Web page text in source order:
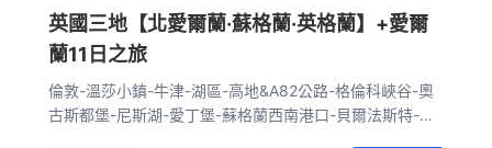
英國三地【北愛爾蘭·蘇格蘭·英格蘭】+愛爾
蘭11日之旅
倫敦-溫莎小鎮-牛津-湖區-高地&A82公路-格倫科峽谷-奧
古斯都堡-尼斯湖-愛丁堡-蘇格蘭西南港口-貝爾法斯特-都